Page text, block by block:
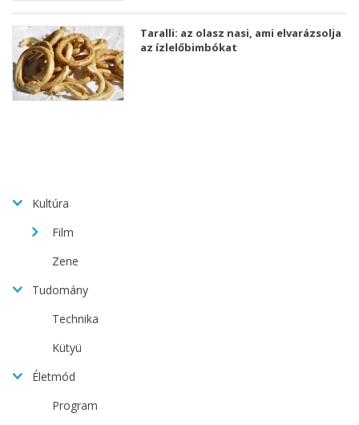
Taralli: az olasz nasi, ami elvarázsolja
az ízlelőbimbókat
Kultúra
Film
Zene
Tudomány
Technika
Kütyü
Életmód
Program